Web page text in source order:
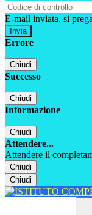
E-mail inviata, si
Errore
Chiudi
Successo
Chiudi
Informazione
Chiudi
Attendere...
Attendere il
Chiudi
Chiudi